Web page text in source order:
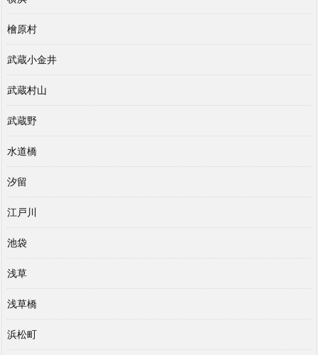
檜原村
武蔵小金井
武蔵村山
武蔵野
水道橋
汐留
江戸川
池袋
浅草
浅草橋
浜松町